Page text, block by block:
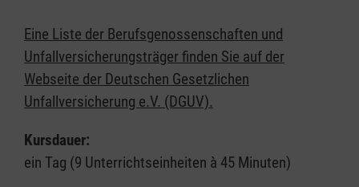
Eine Liste der Berufsgenossenschaften und
Unfallversicherungsträger finden Sie auf der
Webseite der Deutschen Gesetzlichen
Unfallversicherung e.V. (DGUV).
Kursdauer:
ein Tag (9 Unterrichtseinheiten à 45 Minuten)